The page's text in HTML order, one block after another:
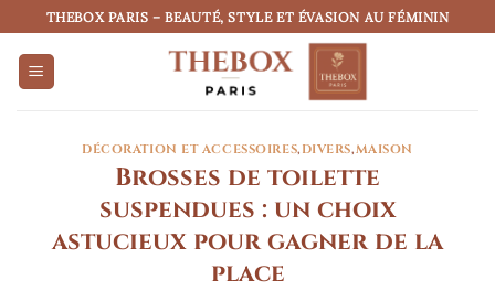
Passer
au
contenu
THEBOX PARIS – BEAUTÉ, STYLE ET ÉVASION AU FÉMININ
DÉCORATION ET ACCESSOIRES, DIVERS,MAISON
Brosses de toilette
suspendues : un choix
astucieux pour gagner de la
place